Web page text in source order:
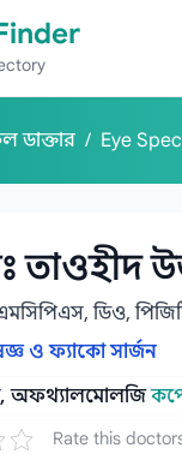
ডাক্তার / Eye
তাওহীদ
ডিও,
ও ফ্যাকো সার্জন
অফথ্যালমোলজি
Rate this